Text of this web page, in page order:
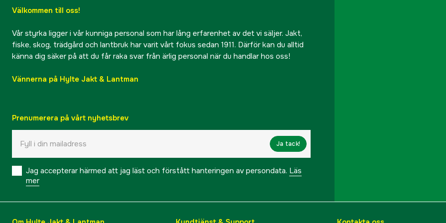
Välkommen till oss!
Vår styrka ligger i vår kunniga personal som har lång erfarenhet av det vi säljer. Jakt,
fiske, skog, trädgård och lantbruk har varit vårt fokus sedan 1911. Därför kan du alltid
känna dig säker på att du får raka svar från ärlig personal när du handlar hos oss!
Vännerna på Hylte Jakt & Lantman
Prenumerera på vårt nyhetsbrev
Ja tack!
Jag accepterar härmed att jag läst och förstått hanteringen av persondata. Läs
mer